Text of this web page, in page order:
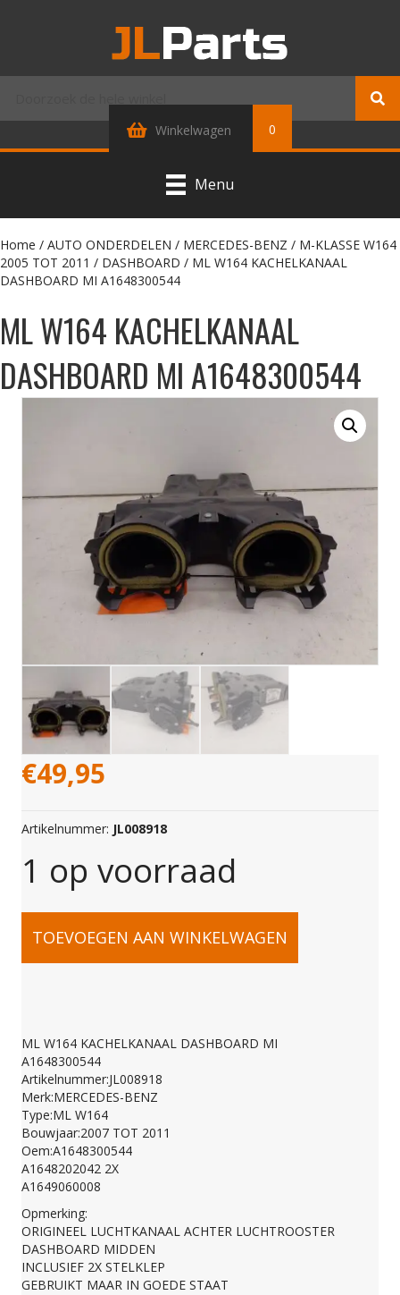
Winkelwagen 0
Menu
Home / AUTO ONDERDELEN / MERCEDES-BENZ / M-KLASSE W164
2005 TOT 2011 / DASHBOARD / ML W164 KACHELKANAAL
DASHBOARD MI A1648300544
ML W164 KACHELKANAAL
DASHBOARD MI A1648300544
€49,95
Artikelnummer: JL008918
1 op voorraad
ML
KACHELKANAAL
DASHBOARD
MI
A1648300544
aantal
TOEVOEGEN AAN WINKELWAGEN
ML W164 KACHELKANAAL DASHBOARD MI
A1648300544
Artikelnummer:JL008918
Merk:MERCEDES-BENZ
Type:ML W164
Bouwjaar:2007 TOT 2011
Oem:A1648300544
A1648202042 2X
A1649060008
Opmerking:
ORIGINEEL LUCHTKANAAL ACHTER LUCHTROOSTER
DASHBOARD MIDDEN
INCLUSIEF 2X STELKLEP
GEBRUIKT MAAR IN GOEDE STAAT